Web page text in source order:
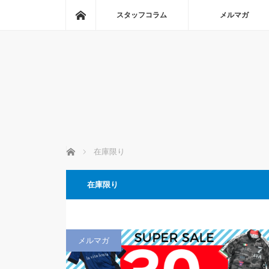
ホームスタッフコラム メルマガ
ホーム 在庫限り
在庫限り
メルマガ